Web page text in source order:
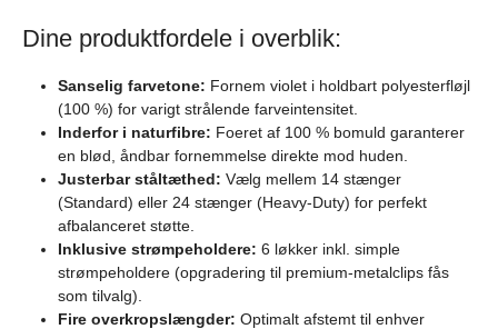
Dine produktfordele i overblik:
Sanselig farvetone: Fornem violet i holdbart polyesterfløjl
(100 %) for varigt strålende farveintensitet.
Inderfor i naturfibre: Foeret af 100 % bomuld garanterer
en blød, åndbar fornemmelse direkte mod huden.
Justerbar ståltæthed: Vælg mellem 14 stænger
(Standard) eller 24 stænger (Heavy-Duty) for perfekt
afbalanceret støtte.
Inklusive strømpeholdere: 6 løkker inkl. simple
strømpeholdere (opgradering til premium-metalclips fås
som tilvalg).
Fire overkropslængder: Optimalt afstemt til enhver